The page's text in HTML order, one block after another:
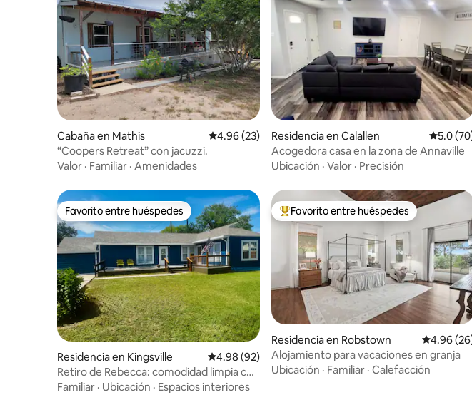
Cabaña en Mathis Calificación promedio: 4.96 de 5; 23 evaluaciones
4.96 (23)
“Coopers Retreat” con jacuzzi.
Valor · Familiar · Amenidades
Residencia en Calallen
5.0
Acogedora casa en la zona de Annaville
Ubicación · Valor · Precisión
Favorito entre huéspedes
Favorito entre huéspedes
Residencia en Kingsville Calificación promedio: 4.98 de 5; 92 evaluaciones
4.98 (92)
Retiro de Rebecca: comodidad limpia con
3 camas tamaño king
Familiar · Ubicación · Espacios interiores
De los mejores en Favorito entre
Favorito entre huéspedes
Residencia en Robstown
4.96
Alojamiento para vacaciones en granja
Ubicación · Familiar · Calefacción